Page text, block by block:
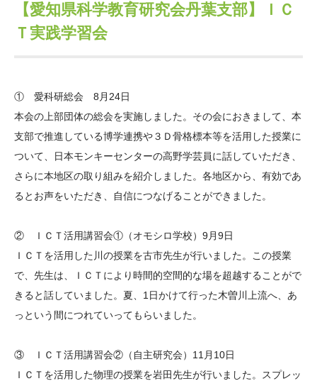
沿革 40年史デジタルブック
役員・評議員
年報一覧 中谷財団レポート
神戸賞 長期大型研究助成
大学院生奨学金
ム
科学教育振興助成・
次世代理系人材育成プ
ログラム助成
その他情報
アクセス よくあるご質問
サイトマップ 中谷財団アーカイブ
日本語 English マイページ
【愛知県科学教育研究会丹葉支部】ＩＣ
Ｔ実践学習会
① 愛科研総会 8月24日
本会の上部団体の総会を実施しました。その会におきまして、本
支部で推進している博学連携や３Ｄ骨格標本等を活用した授業に
ついて、日本モンキーセンターの高野学芸員に話していただき、
さらに本地区の取り組みを紹介しました。各地区から、有効であ
るとお声をいただき、自信につなげることができました。
② ＩＣＴ活用講習会①（オモシロ学校）9月9日
ＩＣＴを活用した川の授業を古市先生が行いました。この授業
で、先生は、ＩＣＴにより時間的空間的な場を超越することがで
きると話していました。夏、1日かけて行った木曽川上流へ、あ
っという間につれていってもらいました。
③ ＩＣＴ活用講習会②（自主研究会）11月10日
ＩＣＴを活用した物理の授業を岩田先生が行いました。スプレッ